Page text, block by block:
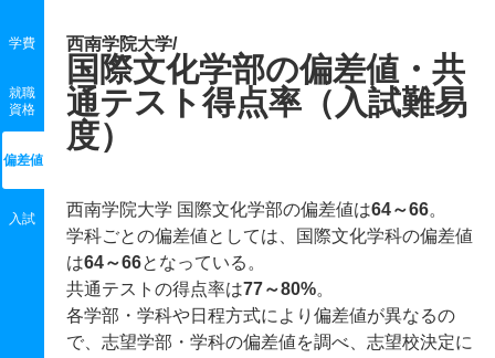
学費
就職
資格
偏差値
入試
西南学院大学/
国際文化学部の偏差値・共
通テスト得点率（入試難易
度）
西南学院大学 国際文化学部の偏差値は64～66。
学科ごとの偏差値としては、国際文化学科の偏差値
は64～66となっている。
共通テストの得点率は77～80%。
各学部・学科や日程方式により偏差値が異なるの
で、志望学部・学科の偏差値を調べ、志望校決定に